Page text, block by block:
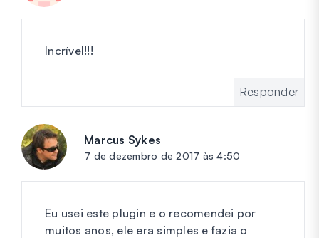
Incrível!!!
Responder
Marcus Sykes
7 de dezembro de 2017 às 4:50
Eu usei este plugin e o recomendei por
muitos anos, ele era simples e fazia o